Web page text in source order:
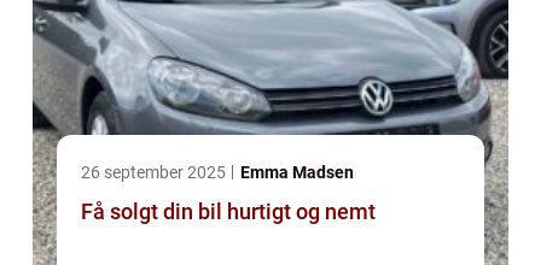
26 september 2025 Emma Madsen
Få solgt din bil hurtigt og nemt